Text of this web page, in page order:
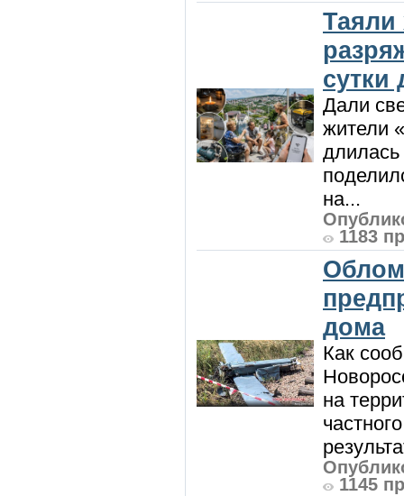
сутки
Дали
жители
длилась
на...
1183
дома
Как
на
1145